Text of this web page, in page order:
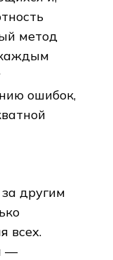
метод
ошибок,
другим
всех.
—